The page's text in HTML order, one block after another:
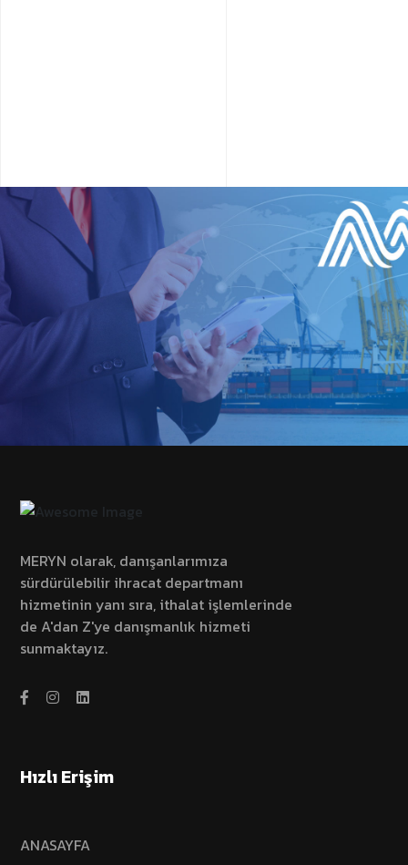
MERYN olarak, danışanlarımıza
sürdürülebilir ihracat departmanı
hizmetinin yanı sıra, ithalat işlemlerinde
de A'dan Z'ye danışmanlık hizmeti
sunmaktayız.
Hızlı Erişim
ANASAYFA